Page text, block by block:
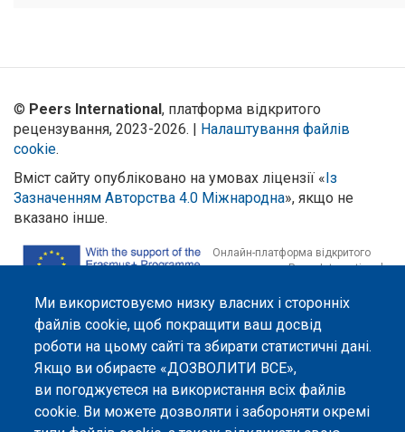
Ми використовуємо низку власних і сторонніх
файлів cookie, щоб покращити ваш досвід
роботи на цьому сайті та збирати статистичні дані.
Якщо ви обираєте «ДОЗВОЛИТИ ВСЕ»,
ви погоджуєтеся на використання всіх файлів
cookie. Ви можете дозволяти і забороняти окремі
© Peers International, платформа відкритого
рецензування, 2023-2026. | Налаштування файлів
cookie.
Вміст сайту опубліковано на умовах ліцензії «Із
Зазначенням Авторства 4.0 Міжнародна», якщо не
вказано інше.
Онлайн-платформа відкритого
рецензування Peers International
за сприяння Програми Європейського Союзу Erasmus+ у межах проєкту
OPTIMA (618940-EPP-1-2020-1-UA-EPPKA2-CBHE-JP). Підтримка
Єврокомісією створення цього вебсайту не означає схвалення його
змісту, який відображає виключно погляди авторів. Єврокомісія не
несе відповідальності за будь-яке використання інформації, розміщеної
на цьому вебсайті.